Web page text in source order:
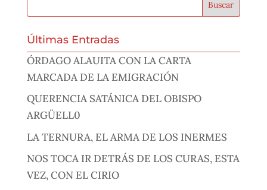
Últimas Entradas
ÓRDAGO ALAUITA CON LA CARTA
MARCADA DE LA EMIGRACIÓN
QUERENCIA SATÁNICA DEL OBISPO
ARGÜELL0
LA TERNURA, EL ARMA DE LOS INERMES
NOS TOCA IR DETRÁS DE LOS CURAS, ESTA
VEZ, CON EL CIRIO